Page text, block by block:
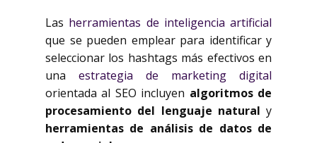
Las herramientas de inteligencia artificial
que se pueden emplear para identificar y
seleccionar los hashtags más efectivos en
una estrategia de marketing digital
orientada al SEO incluyen algoritmos de
procesamiento del lenguaje natural y
herramientas de análisis de datos de